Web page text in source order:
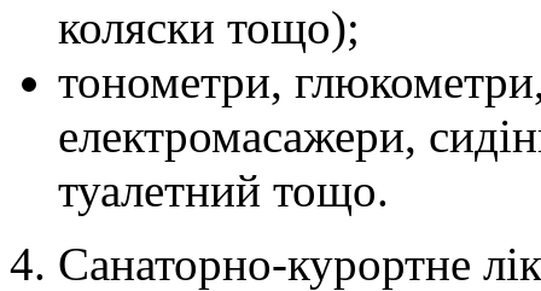
коляски тощо);
тонометри,
електромасажери,
туалетний тощо.
4. Санаторно-курортне